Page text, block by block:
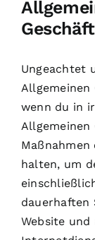
Ungeachtet
Allgemeinen
wenn du in
Allgemeinen
halten, um
dauerhaften
Website